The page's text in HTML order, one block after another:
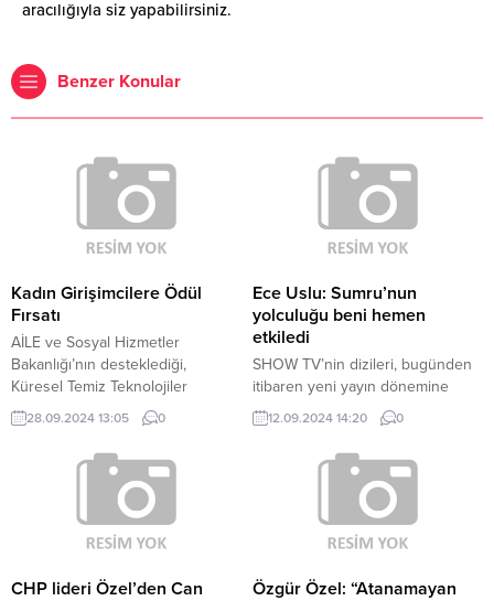
aracılığıyla siz yapabilirsiniz.
Benzer Konular
Kadın Girişimcilere Ödül
Fırsatı
AİLE ve Sosyal Hizmetler
Bakanlığı’nın desteklediği,
Küresel Temiz Teknolojiler
Girişimcilik Programı (GCIP)
Türkiye 2024 Hızlandırıcı
Programı kapsamındaki kadın
girişimciler, ödüllerini yıl sonunda
alacak. Aile ve Sosyal Hizmetler
Bakanlığı’nın paydaş olarak yer
aldığı, Türkiye Bilimsel ve
Kurumu’nca, Birleşmiş Milletler
28.09.2024 13:05 0
Ece Uslu: Sumru’nun
yolculuğu beni hemen
etkiledi
SHOW TV’nin dizileri, bugünden
itibaren yeni yayın dönemine
girdi. Geçtiğimiz sezonun izlenme
rekorları kıran dizilerine yenileri
eklendi. Yeni yayın döneminde
yayınlanacak ilk dizi, ‘Siyah Kalp’
olacak. Tims&B Productions imzalı
‘Siyah Kalp‘in yapımcıları; Timur
Savcı ile Burak Sağyaşar. İlk
yayınlanacak olan ‘Siyah Kalp’,
12.09.2024 14:20 0
CHP lideri Özel’den Can
Özgür Özel: “Atanamayan